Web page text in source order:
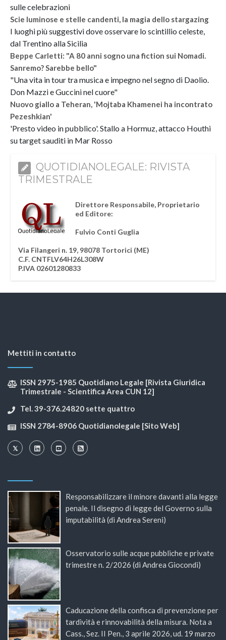
sulle celebrazioni
Scie luminose e stelle candenti, la magia dello stargazing
I luoghi più suggestivi dove osservare lo scintillio celeste,
dal Trentino alla Sicilia
Beppe Carletti: "A 80 anni sogno una fiction sui Nomadi.
Sanremo? Sarebbe bello"
"Una vita in tour tra musica e impegno nel segno di Daolio.
Don Mazzi e Guccini nel cuore"
Nuovo giallo a Teheran, 'Mojtaba Khamenei ha incontrato
Pezeshkian'
'Presto video in pubblico'. Stallo a Hormuz, attacco Houthi
su target sauditi in Mar Rosso
QUOTIDIANOLEGALE: RIVISTA
TRIMESTRALE
Direttore Responsabile, Proprietario
ed Editore:
Fulvio Conti Guglia
Via Filangeri n. 19, 98078 Tortorici (ME)
C.F. CNTFLV64H26L308W
P.IVA 02601280833
Mettiti in contatto
ISSN 2975-1985 Quotidiano Legale [Rivista Giuridica
Trimestrale - Scientifica Area CUN 12]
Tel. 39-376.24820 sette quattro
ISSN 2784-8906 Quotidianolegale [Sito Web]
Responsabilizzare il minore davanti alla legge
penale. Il disegno di legge del Governo sulla
imputabilità (di Andrea Sereni)
Osservatorio sulle acque pubbliche e private
trimestre n. 2/2026 (di Andrea Giocondi)
Caducazione della confisca di prevenzione per
tardività e rinnovabilità della misura. Nota a
Cass., Sez. II Pen., 3 aprile 2026, ud. 19 marzo